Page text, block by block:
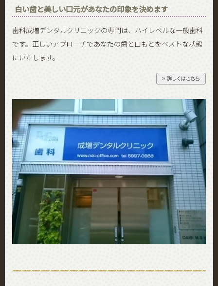
白い歯と美しい口元があなたの印象を決めます
歯科成増デンタルクリニックの専門は、ハイレベルな一般歯科
です。正しいアプローチであなたの歯と口もとをベストな状態
にいたします。